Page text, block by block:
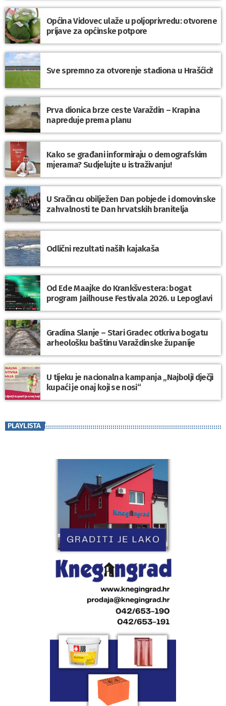
Općina Vidovec ulaže u poljoprivredu: otvorene
prijave za općinske potpore
Sve spremno za otvorenje stadiona u Hrašćici!
Prva dionica brze ceste Varaždin – Krapina
napreduje prema planu
Kako se građani informiraju o demografskim
mjerama? Sudjelujte u istraživanju!
U Sračincu obilježen Dan pobjede i domovinske
zahvalnosti te Dan hrvatskih branitelja
Odlični rezultati naših kajakaša
Od Ede Maajke do Krankšvestera: bogat
program Jailhouse Festivala 2026. u Lepoglavi
Gradina Slanje – Stari Gradec otkriva bogatu
arheološku baštinu Varaždinske županije
U tijeku je nacionalna kampanja „Najbolji dječji
kupaći je onaj koji se nosi“
PLAYLISTA